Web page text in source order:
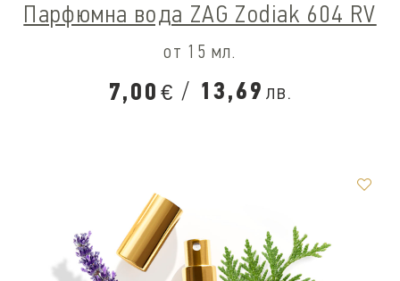
Парфюмна вода ZAG Zodiak 604 RV
от 15 мл.
7,00 € / 13,69 лв.